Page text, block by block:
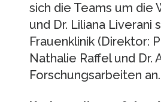
sich die Teams um die
und Dr. Liliana
Frauenklinik (Direktor:
Nathalie Raffel und
Forschungsarbeiten an.